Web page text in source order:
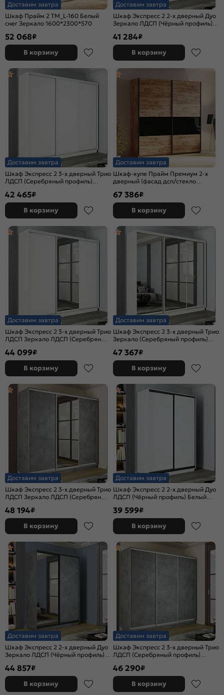
Доставим завтра
Шкаф Прайм 2 TM_L-160 Белый
снег Зеркало 1600*2300*570
52 068₽
В корзину
Доставим завтра
Шкаф Экспресс 2 2-х дверный Дуо
Зеркало ЛДСП (Чёрный профиль)
41 284₽
В корзину
Доставим завтра
Шкаф Экспресс 2 3-х дверный Трио
ЛДСП (Серебряный профиль)
42 465₽
В корзину
Доставим завтра
Шкаф-купе Прайм Премиум 2-х
дверный (фасад дсп/стекло
Табачный
67 386₽
В корзину
Доставим завтра
Шкаф Экспресс 2 3-х дверный Трио
ЛДСП Зеркало ЛДСП (Серебряный
1800x2200x600
44 099₽
В корзину
Доставим завтра
Шкаф Экспресс 2 3-х дверный Трио
Зеркало (Серебряный профиль)
47 367₽
В корзину
Доставим завтра
Шкаф Экспресс 2 3-х дверный Трио
ЛДСП Зеркало ЛДСП (Серебряный
48 194₽
В корзину
Доставим завтра
Шкаф Экспресс 2 2-х дверный Дуо
ЛДСП (Чёрный профиль) Белый
39 599₽
В корзину
Доставим завтра
Шкаф Экспресс 2 2-х дверный Дуо
Зеркало ЛДСП (Чёрный профиль)
44 857₽
В корзину
Доставим завтра
Шкаф Экспресс 2 3-х дверный Трио
ЛДСП (Серебряный профиль)
46 290₽
В корзину